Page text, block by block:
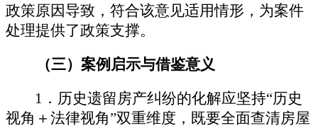
政策原因导致，符合该意见适用情形，为案件
处理提供了政策支撑。
（三） 案例启示与借鉴意义
1 ． 历史遗留房产纠纷的化解应坚持“历史
视角＋法律视角”双重维度，既要全面查清房屋